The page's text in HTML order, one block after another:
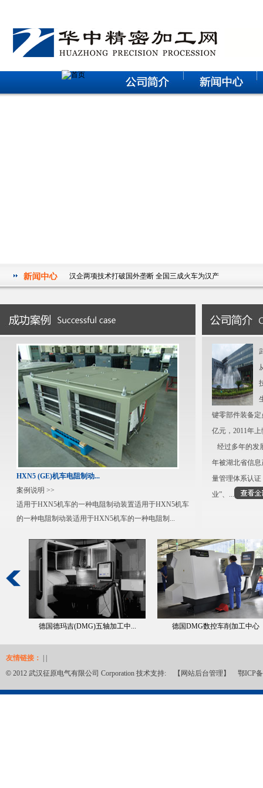
汉企两项技术打破国外垄断 全国三成火车为汉产
祝贺我公司被湖北省经济和信息化委员会授予2011年度湖北省
华中科技大学电气学院研究生参观武汉征原电气有限公司实践
汉企两项技术打破国外垄断 全国三成火车为汉产
祝贺我公司被湖北省经济和信息化委员会授予2011年度湖北省
信息化和工业化融合试点示范企业
HXN5 (GE)机车电阻制动...
案例说明 >>
适用于HXN5机车的一种电阻制动装置适用于HXN5机车
的一种电阻制动装适用于HXN5机车的一种电阻制...
键零部件装备
亿元，2011年
经过多年的发
年被湖北省信息
量管理体系认证
业”、...
德国德玛吉(DMG)五轴加工中... 德国DMG数控车削加工中心
友情链接：
© 2012 武汉征原电气有限公司 Corporation 技术支持: 【网站后台管理】 鄂ICP